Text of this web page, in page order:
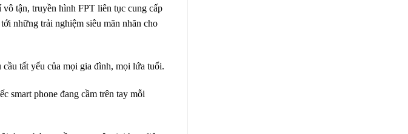
tận, truyền hình FPT liên tục cung cấp
những trải nghiệm siêu mãn nhãn cho
tất yếu của mọi gia đình, mọi lứa tuổi.
smart phone đang cầm trên tay mỗi